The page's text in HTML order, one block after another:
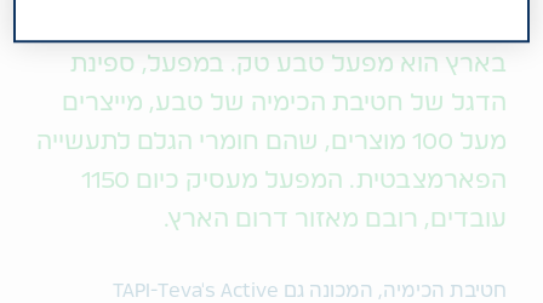
בארץ הוא מפעל טבע טק. במפעל, ספינת
הדגל של חטיבת הכימיה של טבע, מייצרים
מעל 100 מוצרים, שהם חומרי הגלם לתעשייה
הפארמצבטית. המפעל מעסיק כיום 1150
עובדים, רובם מאזור דרום הארץ.
חטיבת הכימיה, המכונה גם TAPI-Teva's Active